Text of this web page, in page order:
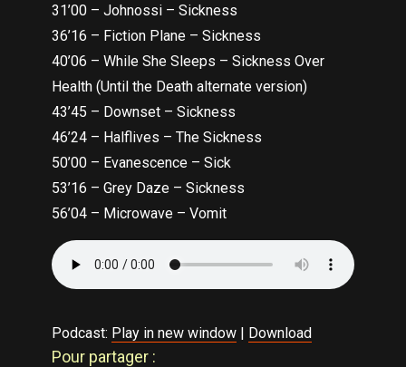
31’00 – Johnossi – Sickness
36’16 – Fiction Plane – Sickness
40’06 – While She Sleeps – Sickness Over
Health (Until the Death alternate version)
43’45 – Downset – Sickness
46’24 – Halflives – The Sickness
50’00 – Evanescence – Sick
53’16 – Grey Daze – Sickness
56’04 – Microwave – Vomit
Podcast: Play in new window | Download
Pour partager :